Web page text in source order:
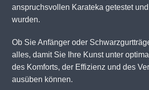
anspruchsvollen Karateka getestet
wurden.
Ob Sie Anfänger oder
alles, damit Sie Ihre Kunst unter
des Komforts, der Effizienz und des
ausüben können.